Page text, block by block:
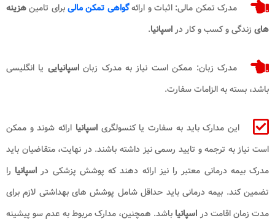
مدرک تمکن مالی: اثبات و ارائهگواهی تمکن مالیبرای تامینهزینه
های زندگی و کسب و کار دراسپانیا.
مدرک زبان: ممکن است نیاز به مدرک زباناسپانیایی یا انگلیسی
باشد، بسته به الزامات سفارت.
این مدارک باید به سفارت یا کنسولگریاسپانیا ارائه شوند و ممکن
است نیاز به ترجمه و تایید رسمی نیز داشته باشند. در نهایت، متقاضیان باید
مدرک بیمه درمانی معتبر را نیز ارائه دهند که پوشش پزشکی در اسپانیا را
تضمین کند. بیمه درمانی باید حداقل شامل پوشش های بهداشتی لازم برای
مدت زمان اقامت در اسپانیا باشد. همچنین، مدارک مربوط به عدم سو پیشینه